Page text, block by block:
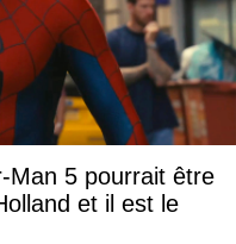
Man 5 pourrait être
et il est le